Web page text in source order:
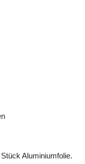
Aluminiumfolie.